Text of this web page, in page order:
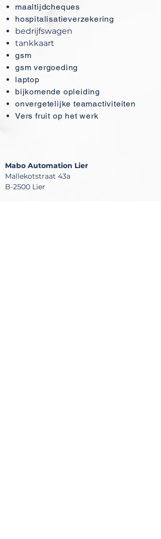
maaltijdcheques
hospitalisatieverzekering
bedrijfswagen
tankkaart
gsm
gsm vergoeding
laptop
bijkomende opleiding
onvergetelijke teamactiviteiten
Vers fruit op het werk
Mabo Automation Lier
Mallekotstraat 43a
B-2500 Lier